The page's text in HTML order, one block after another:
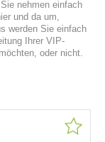
Sie nehmen einfach
und da um,
werden Sie einfach
Ihrer VIP-
oder nicht.